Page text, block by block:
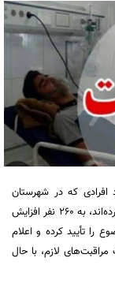
افرادی که در شهرستان
رضوانشهر به دلیل مسمومیت به مراکز درمانی مراجعه کرده‌اند، به ۲۶۰ نفر افزایش
را تأیید کرده و اعلام
لازم، با حال